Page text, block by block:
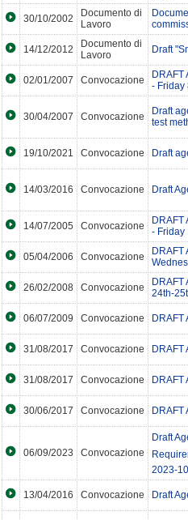
30/10/2002
Documento di
Lavoro
14/12/2012
Documento di
Lavoro
Draft
02/01/2007 Convocazione
DRAFT
- Friday
30/04/2007 Convocazione
Draft
test
19/10/2021 Convocazione Draft
14/03/2016 Convocazione Draft
14/07/2005 Convocazione
DRAFT
- Friday
05/04/2006 Convocazione
DRAFT
26/02/2008 Convocazione
DRAFT
24th-
06/07/2009 Convocazione DRAFT
31/08/2017 Convocazione DRAFT
31/08/2017 Convocazione DRAFT
30/06/2017 Convocazione DRAFT
06/09/2023 Convocazione
Draft
2023-
13/04/2016 Convocazione Draft